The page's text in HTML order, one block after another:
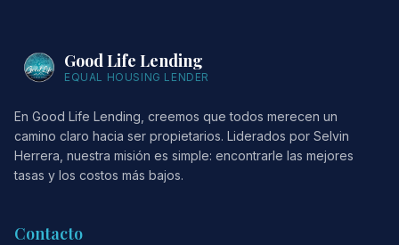
Good Life Lending
EQUAL HOUSING LENDER
En Good Life Lending, creemos que todos merecen un
camino claro hacia ser propietarios. Liderados por Selvin
Herrera, nuestra misión es simple: encontrarle las mejores
tasas y los costos más bajos.
Contacto